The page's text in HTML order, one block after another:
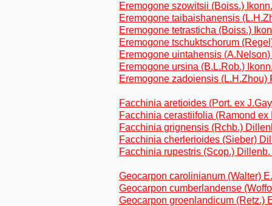
Eremogone szowitsii (Boiss.)
Eremogone taibaishanensis
Eremogone tetrasticha (Boiss.)
Eremogone tschuktschorum
Eremogone uintahensis
Eremogone ursina (B.L.Rob.)
Eremogone zadoiensis (L.H.Zhou)
Facchinia aretioides (Port. ex
Facchinia cerastiifolia (Ramond
Facchinia grignensis (Rchb.)
Facchinia cherlerioides (Sieber)
Facchinia rupestris (Scop.)
Geocarpon carolinianum (Walter)
Geocarpon cumberlandense
Geocarpon groenlandicum (Retz.)